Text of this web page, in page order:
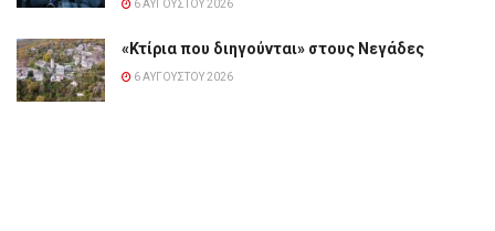
6 ΑΥΓΟΎΣΤΟΥ 2026
«Κτίρια που διηγούνται» στους Νεγάδες
6 ΑΥΓΟΎΣΤΟΥ 2026